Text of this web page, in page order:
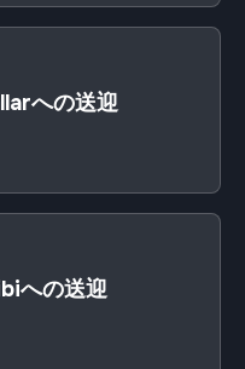
への送迎
への送迎